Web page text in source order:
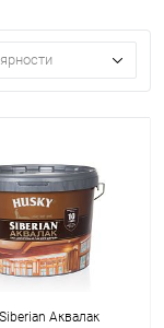
Аквалак